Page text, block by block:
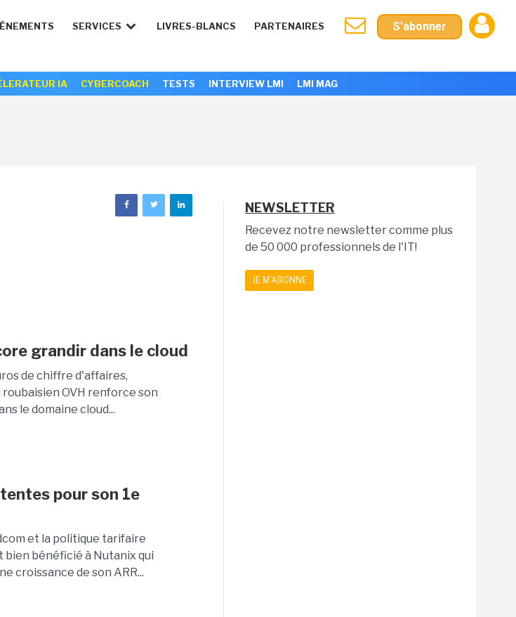
SERVICES LIVRES-BLANCS PARTENAIRES S'abonner
IA CYBERCOACH TESTS INTERVIEW LMI LMI MAG
grandir dans le cloud
de chiffre d'affaires,
OVH renforce son
le domaine cloud...
pour son 1e
et la politique tarifaire
bien bénéficié à Nutanix qui
croissance de son ARR...
NEWSLETTER
Recevez notre newsletter comme plus
de 50 000 professionnels de l'IT!
JE M'ABONNE